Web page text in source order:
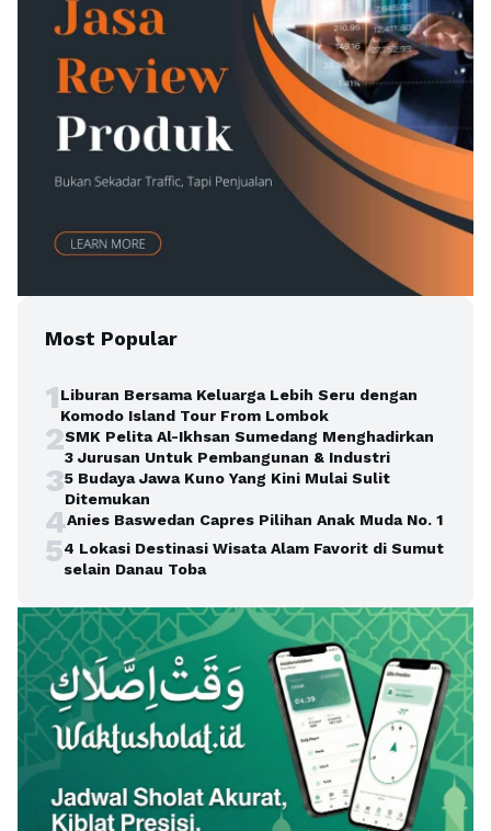
Most Popular
1Liburan Bersama Keluarga Lebih Seru dengan
Komodo Island Tour From Lombok
2SMK Pelita Al-Ikhsan Sumedang Menghadirkan
3 Jurusan Untuk Pembangunan & Industri
35 Budaya Jawa Kuno Yang Kini Mulai Sulit
Ditemukan
4Anies Baswedan Capres Pilihan Anak Muda No. 1
54 Lokasi Destinasi Wisata Alam Favorit di Sumut
selain Danau Toba